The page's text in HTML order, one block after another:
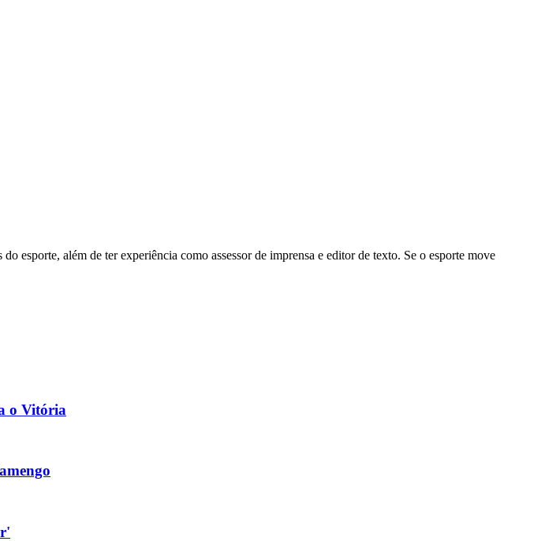
além de ter experiência como assessor de imprensa e editor de texto. Se o esporte move
o Vitória